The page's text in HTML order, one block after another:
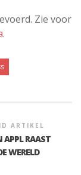
Zie voor
.
ARTIKEL
APPL RAAST
WERELD